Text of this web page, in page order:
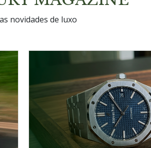
novidades de luxo